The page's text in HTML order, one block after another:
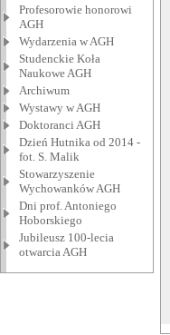
Profesorowie honorowi
AGH
Wydarzenia w AGH
Studenckie Koła
Naukowe AGH
Archiwum
Wystawy w AGH
Doktoranci AGH
Dzień Hutnika od 2014 -
fot. S. Malik
Stowarzyszenie
Wychowanków AGH
Dni prof. Antoniego
Hoborskiego
Jubileusz 100-lecia
otwarcia AGH